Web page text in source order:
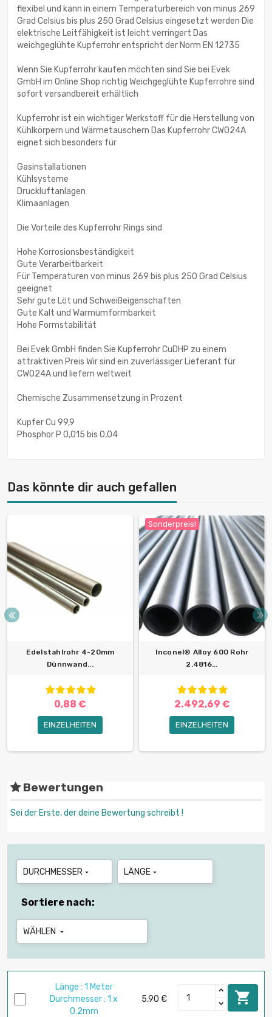
flexibel und kann in einem Temperaturbereich von minus 269
Grad Celsius bis plus 250 Grad Celsius eingesetzt werden Die
elektrische Leitfähigkeit ist leicht verringert Das
weichgeglühte Kupferrohr entspricht der Norm EN 12735
Wenn Sie Kupferrohr kaufen möchten sind Sie bei Evek
GmbH im Online Shop richtig Weichgeglühte Kupferrohre sind
sofort versandbereit erhältlich
Kupferrohr ist ein wichtiger Werkstoff für die Herstellung von
Kühlkörpern und Wärmetauschern Das Kupferrohr CW024A
eignet sich besonders für
Gasinstallationen
Kühlsysteme
Druckluftanlagen
Klimaanlagen
Die Vorteile des Kupferrohr Rings sind
Hohe Korrosionsbeständigkeit
Gute Verarbeitbarkeit
Für Temperaturen von minus 269 bis plus 250 Grad Celsius
geeignet
Sehr gute Löt und Schweißeigenschaften
Gute Kalt und Warmumformbarkeit
Hohe Formstabilität
Bei Evek GmbH finden Sie Kupferrohr CuDHP zu einem
attraktiven Preis Wir sind ein zuverlässiger Lieferant für
CW024A und liefern weltweit
Chemische Zusammensetzung in Prozent
Kupfer Cu 99,9
Phosphor P 0,015 bis 0,04
Das könnte dir auch gefallen
Edelstahlrohr 4-20mm
Dünnwand...
0,88 €
EINZELHEITEN
Sonderpreis!
Inconel® Alloy 600 Rohr
2.4816...
2.492,69 €
EINZELHEITEN
Bewertungen
Sei der Erste, der deine Bewertung schreibt !
DURCHMESSER  LÄNGE 
Sortiere nach:
WÄHLEN 
Länge : 1 Meter
Durchmesser : 1 x
0.2mm
5,90 € 